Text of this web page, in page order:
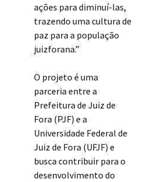
ações para diminuí-las,
trazendo uma cultura de
paz para a população
juizforana.”
O projeto é uma
parceria entre a
Prefeitura de Juiz de
Fora (PJF) e a
Universidade Federal de
Juiz de Fora (UFJF) e
busca contribuir para o
desenvolvimento do